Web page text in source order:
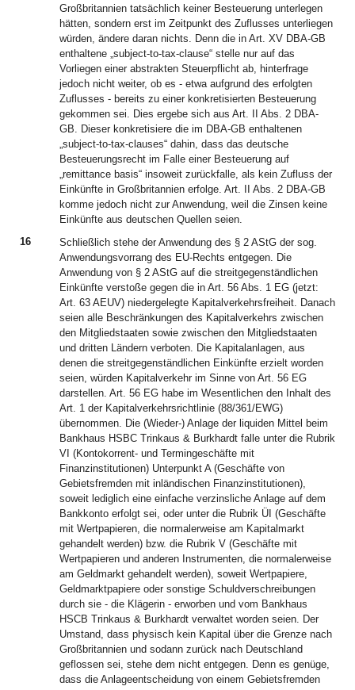
Großbritannien tatsächlich keiner Besteuerung unterlegen
hätten, sondern erst im Zeitpunkt des Zuflusses unterliegen
würden, ändere daran nichts. Denn die in Art. XV DBA-GB
enthaltene „subject-to-tax-clause“ stelle nur auf das
Vorliegen einer abstrakten Steuerpflicht ab, hinterfrage
jedoch nicht weiter, ob es - etwa aufgrund des erfolgten
Zuflusses - bereits zu einer konkretisierten Besteuerung
gekommen sei. Dies ergebe sich aus Art. II Abs. 2 DBA-
GB. Dieser konkretisiere die im DBA-GB enthaltenen
„subject-to-tax-clauses“ dahin, dass das deutsche
Besteuerungsrecht im Falle einer Besteuerung auf
„remittance basis“ insoweit zurückfalle, als kein Zufluss der
Einkünfte in Großbritannien erfolge. Art. II Abs. 2 DBA-GB
komme jedoch nicht zur Anwendung, weil die Zinsen keine
Einkünfte aus deutschen Quellen seien.
16
Schließlich stehe der Anwendung des § 2 AStG der sog.
Anwendungsvorrang des EU-Rechts entgegen. Die
Anwendung von § 2 AStG auf die streitgegenständlichen
Einkünfte verstoße gegen die in Art. 56 Abs. 1 EG (jetzt:
Art. 63 AEUV) niedergelegte Kapitalverkehrsfreiheit. Danach
seien alle Beschränkungen des Kapitalverkehrs zwischen
den Mitgliedstaaten sowie zwischen den Mitgliedstaaten
und dritten Ländern verboten. Die Kapitalanlagen, aus
denen die streitgegenständlichen Einkünfte erzielt worden
seien, würden Kapitalverkehr im Sinne von Art. 56 EG
darstellen. Art. 56 EG habe im Wesentlichen den Inhalt des
Art. 1 der Kapitalverkehrsrichtlinie (88/361/EWG)
übernommen. Die (Wieder-) Anlage der liquiden Mittel beim
Bankhaus HSBC Trinkaus & Burkhardt falle unter die Rubrik
VI (Kontokorrent- und Termingeschäfte mit
Finanzinstitutionen) Unterpunkt A (Geschäfte von
Gebietsfremden mit inländischen Finanzinstitutionen),
soweit lediglich eine einfache verzinsliche Anlage auf dem
Bankkonto erfolgt sei, oder unter die Rubrik ÜI (Geschäfte
mit Wertpapieren, die normalerweise am Kapitalmarkt
gehandelt werden) bzw. die Rubrik V (Geschäfte mit
Wertpapieren und anderen Instrumenten, die normalerweise
am Geldmarkt gehandelt werden), soweit Wertpapiere,
Geldmarktpapiere oder sonstige Schuldverschreibungen
durch sie - die Klägerin - erworben und vom Bankhaus
HSCB Trinkaus & Burkhardt verwaltet worden seien. Der
Umstand, dass physisch kein Kapital über die Grenze nach
Großbritannien und sodann zurück nach Deutschland
geflossen sei, stehe dem nicht entgegen. Denn es genüge,
dass die Anlageentscheidung von einem Gebietsfremden